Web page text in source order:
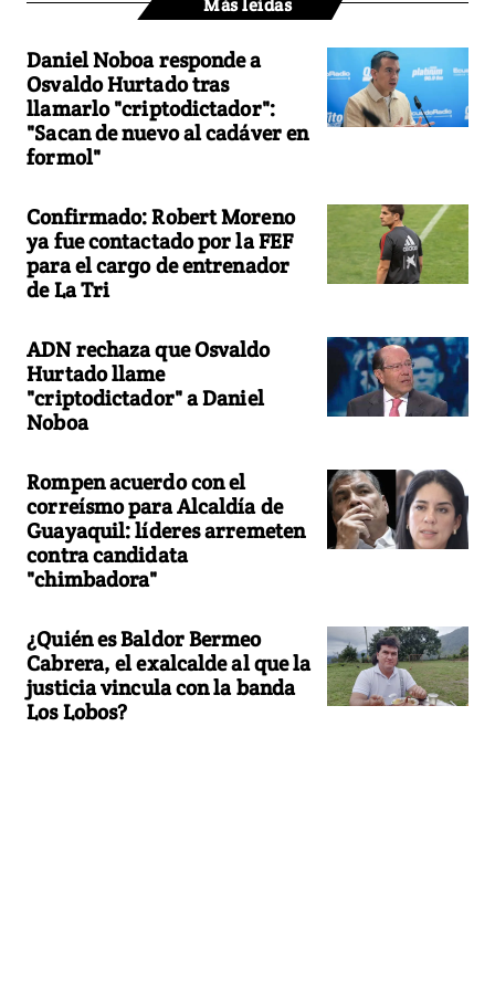
Más leídas
Daniel Noboa responde a
Osvaldo Hurtado tras
llamarlo "criptodictador":
"Sacan de nuevo al cadáver en
formol"
Confirmado: Robert Moreno
ya fue contactado por la FEF
para el cargo de entrenador
de La Tri
ADN rechaza que Osvaldo
Hurtado llame
"criptodictador" a Daniel
Noboa
Rompen acuerdo con el
correísmo para Alcaldía de
Guayaquil: líderes arremeten
contra candidata
"chimbadora"
¿Quién es Baldor Bermeo
Cabrera, el exalcalde al que la
justicia vincula con la banda
Los Lobos?